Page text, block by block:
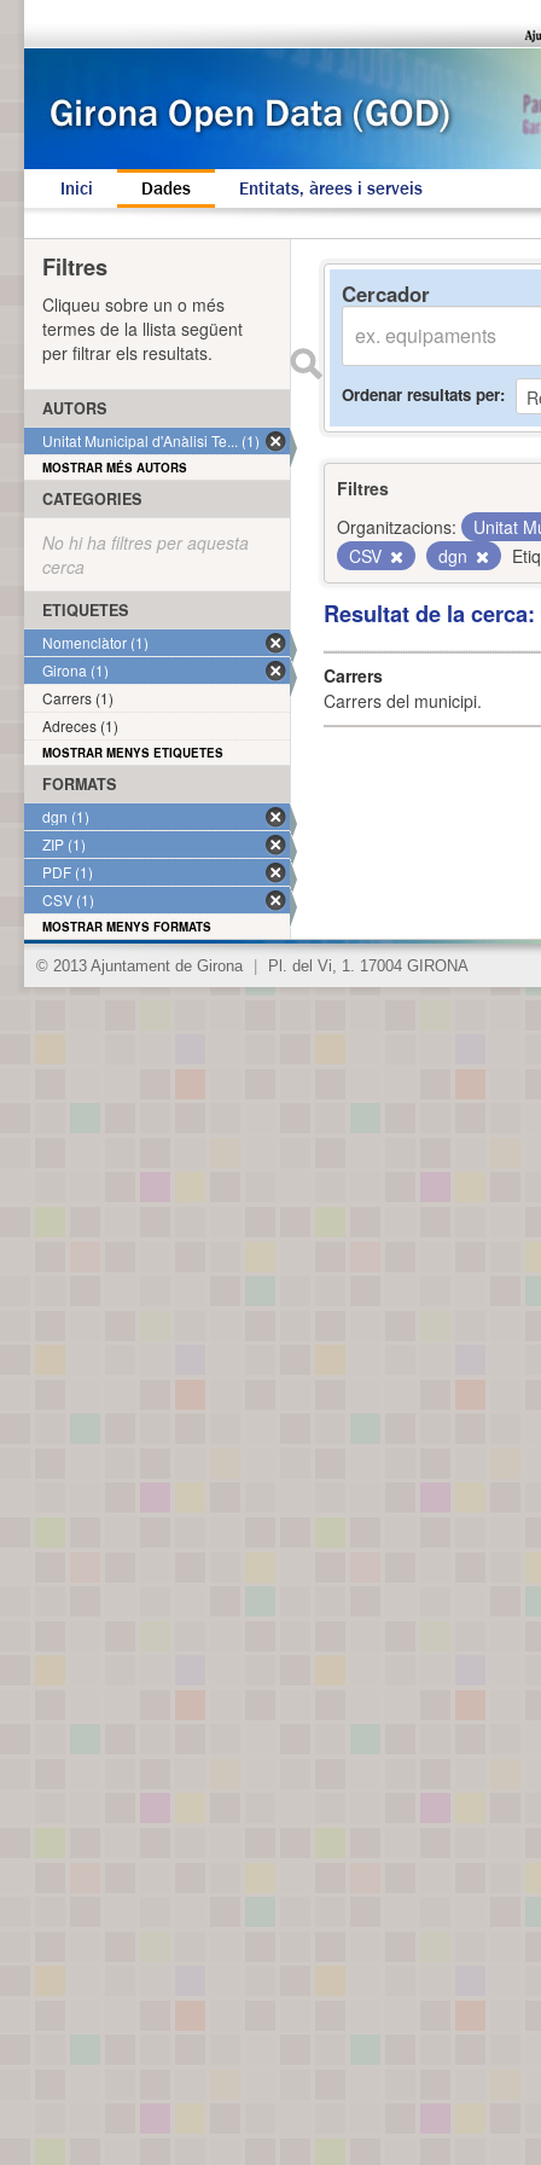
Inici Dades Entitats, àrees i serveis
Cercador
Ordenar resultats per
Filtres
Organitzacions:
Unitat
CSV
dgn
Resultat de la
Carrers
Carrers del municipi.
Filtres
Cliqueu sobre un o més
termes de la llista següent
per filtrar els resultats.
AUTORS
Unitat Municipal d'Anàlisi Te... (1)
MOSTRAR MÉS AUTORS
CATEGORIES
No hi ha filtres per aquesta
cerca
ETIQUETES
Nomenclàtor (1)
Girona (1)
Carrers (1)
Adreces (1)
MOSTRAR MENYS ETIQUETES
FORMATS
dgn (1)
ZIP (1)
PDF (1)
CSV (1)
MOSTRAR MENYS FORMATS
© 2013 Ajuntament de Girona Pl. del Vi, 1. 17004 GIRONA